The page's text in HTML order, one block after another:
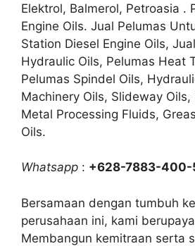
Elektrol, Balmerol, Petroasia .
Engine Oils. Jual Pelumas
Station Diesel Engine Oils,
Hydraulic Oils, Pelumas Heat
Pelumas Spindel Oils,
Machinery Oils, Slideway Oils,
Metal Processing Fluids,
Oils.
Whatsapp : +628-7883-400-
Bersamaan dengan tumbuh
perusahaan ini, kami
Membangun kemitraan serta